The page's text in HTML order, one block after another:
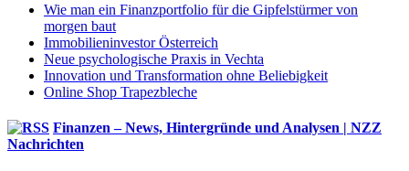
Wie man ein Finanzportfolio für die Gipfelstürmer von
morgen baut
Immobilieninvestor Österreich
Neue psychologische Praxis in Vechta
Innovation und Transformation ohne Beliebigkeit
Online Shop Trapezbleche
Finanzen – News, Hintergründe und Analysen | NZZ
Nachrichten